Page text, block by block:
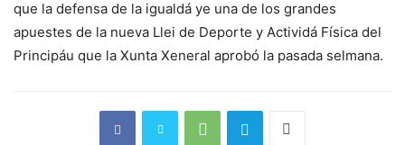
que la defensa de la igualdá ye una de los grandes
apuestes de la nueva Llei de Deporte y Actividá Física del
Principáu que la Xunta Xeneral aprobó la pasada selmana.